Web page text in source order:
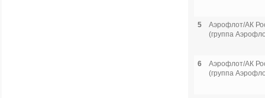
5
Аэрофлот/АК
(группа
6
Аэрофлот/АК
(группа